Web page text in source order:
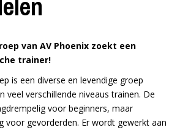
van AV Phoenix zoekt een
trainer!
is een diverse en levendige groep
veel verschillende niveaus trainen. De
voor beginners, maar
voor gevorderden. Er wordt gewerkt aan